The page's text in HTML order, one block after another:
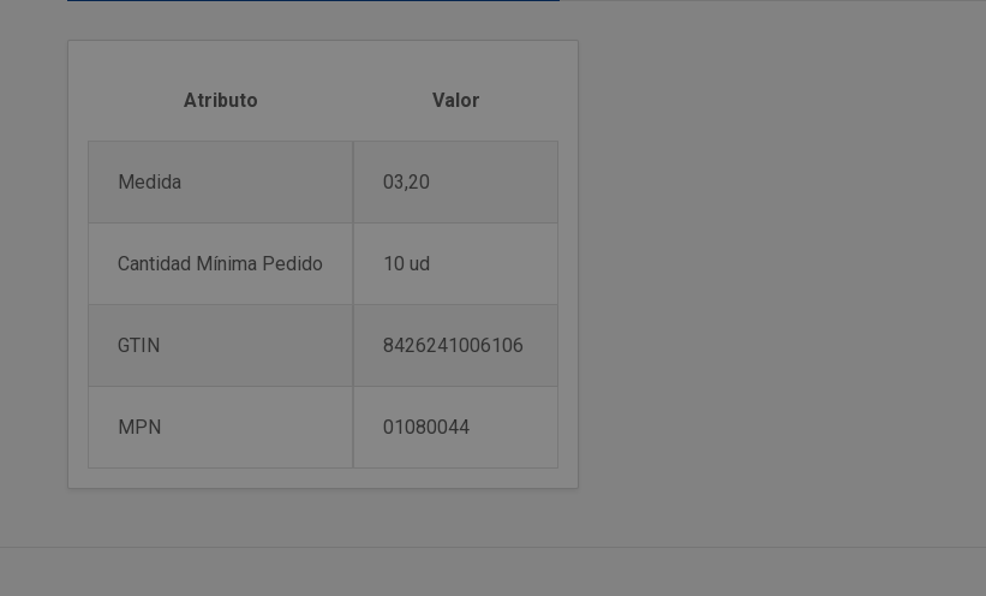
Atributo Valor
Medida 03,20
Cantidad Mínima Pedido 10 ud
GTIN 8426241006106
MPN 01080044